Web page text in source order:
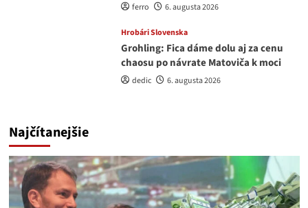
ferro 6. augusta 2026
Hrobári Slovenska
Grohling: Fica dáme dolu aj za cenu
chaosu po návrate Matoviča k moci
dedic 6. augusta 2026
Najčítanejšie